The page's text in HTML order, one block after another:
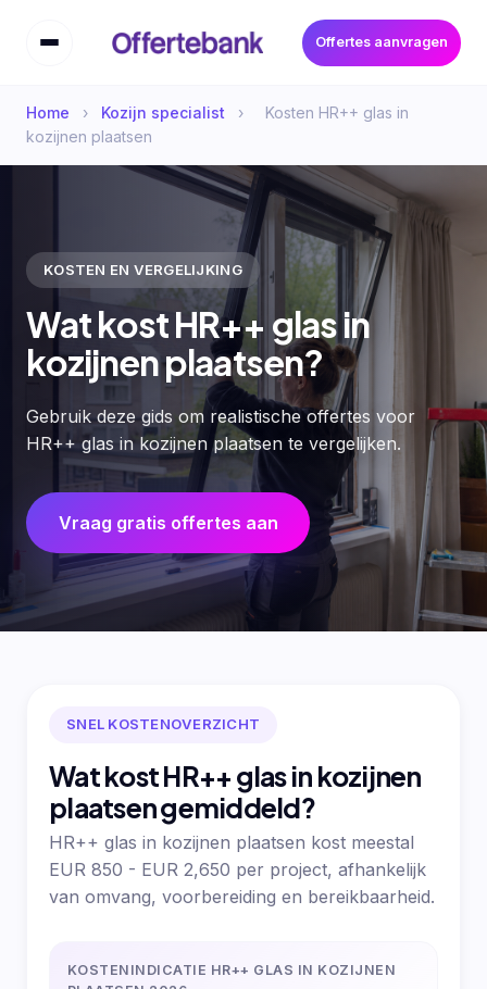
Offertes aanvragen
Home › Kozijn specialist ›
Kosten HR++ glas in
kozijnen plaatsen
KOSTEN EN VERGELIJKING
Wat kost HR++ glas in
kozijnen plaatsen?
Gebruik deze gids om realistische offertes voor
HR++ glas in kozijnen plaatsen te vergelijken.
Vraag gratis offertes aan
SNEL KOSTENOVERZICHT
Wat kost HR++ glas in kozijnen
plaatsen gemiddeld?
HR++ glas in kozijnen plaatsen kost meestal
EUR 850 - EUR 2,650 per project, afhankelijk
van omvang, voorbereiding en bereikbaarheid.
KOSTENINDICATIE HR++ GLAS IN KOZIJNEN